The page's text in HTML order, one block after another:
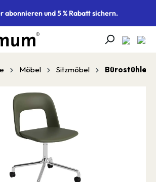
abonnieren und 5 % Rabatt sichern.
Möbel Sitzmöbel Bürostühle